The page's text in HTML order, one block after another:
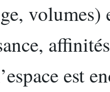
volumes)
est